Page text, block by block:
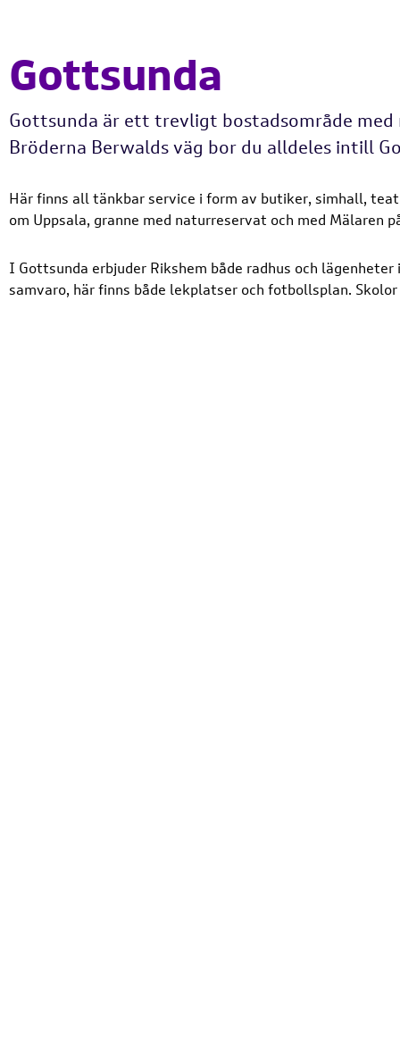
Gottsunda
Gottsunda är ett trevligt bostadsområde
Bröderna Berwalds väg bor du alldeles intill
Här finns all tänkbar service i form av butiker, simhall,
om Uppsala, granne med naturreservat och med Mälaren
I Gottsunda erbjuder Rikshem både radhus och
samvaro, här finns både lekplatser och fotbollsplan.